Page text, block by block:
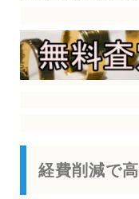
経費削減で